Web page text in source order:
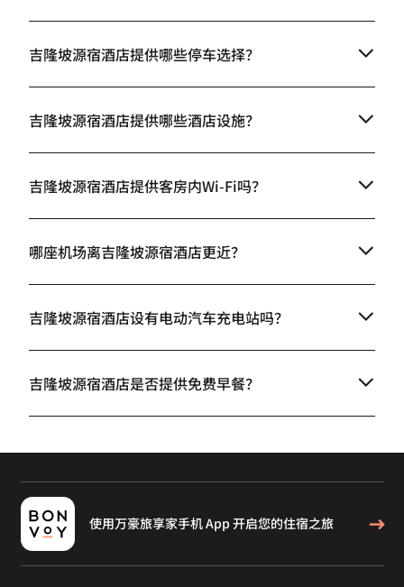
吉隆坡源宿酒店提供哪些停车选择？
吉隆坡源宿酒店提供哪些酒店设施？
吉隆坡源宿酒店提供客房内Wi-Fi吗？
哪座机场离吉隆坡源宿酒店更近？
吉隆坡源宿酒店设有电动汽车充电站吗？
吉隆坡源宿酒店是否提供免费早餐？
使用万豪旅享家手机 App 开启您的住宿之旅